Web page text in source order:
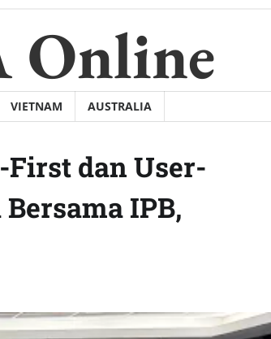
Online
VIETNAM AUSTRALIA
dan User-
IPB,